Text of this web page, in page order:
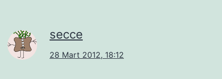
secce
28 Mart 2012, 18:12